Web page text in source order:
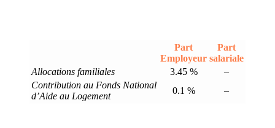
Part
Employeur
Part
salariale
Allocations familiales
3.45 %
–
Contribution au Fonds National
d’Aide au Logement
0.1 % –